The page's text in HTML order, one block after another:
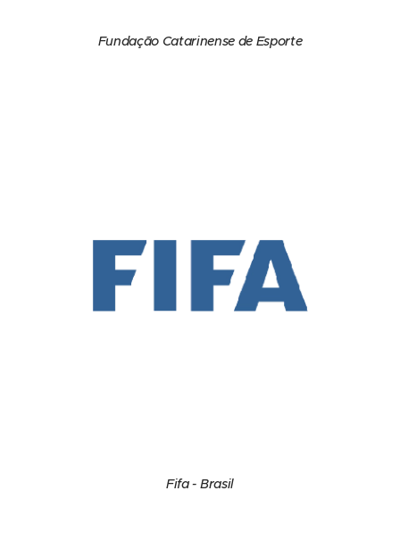
Fundação Catarinense de Esporte
Fifa - Brasil